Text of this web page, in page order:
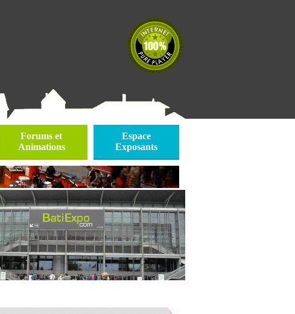
Forums et
Animations
Espace
Exposants